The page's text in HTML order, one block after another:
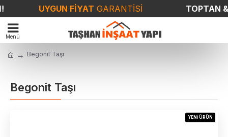
UYGUN FİYATGARANTİSİ TOPTAN &
Begonit Taşı
Begonit Taşı
YENI ÜRÜN